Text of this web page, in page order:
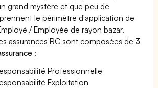
grand mystère et que peu de
le périmètre d'application de
/ Employée de rayon bazar.
assurances RC sont composées de3
:
Professionnelle
Exploitation